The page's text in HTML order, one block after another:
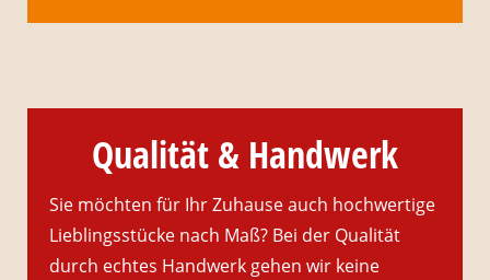
Qualität & Handwerk
Sie möchten für Ihr Zuhause auch hochwertige
Lieblingsstücke nach Maß? Bei der Qualität
durch echtes Handwerk gehen wir keine